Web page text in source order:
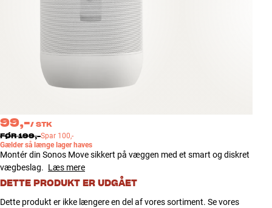
Tilbehør
INSPIRATION
MÆRKER
TILBUD
Find Butik
Kundeservice
99,-/ STK
FØR199,-Spar 100,-
Gælder så længe lager haves
Montér din Sonos Move sikkert på væggen med et smart og diskret
vægbeslag. Læs mere
DETTE PRODUKT ER UDGÅET
Dette produkt er ikke længere en del af vores sortiment. Se vores